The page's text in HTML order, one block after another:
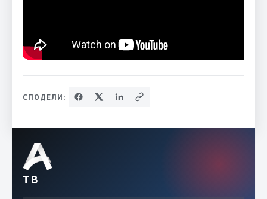
СПОДЕЛИ:
ТВ